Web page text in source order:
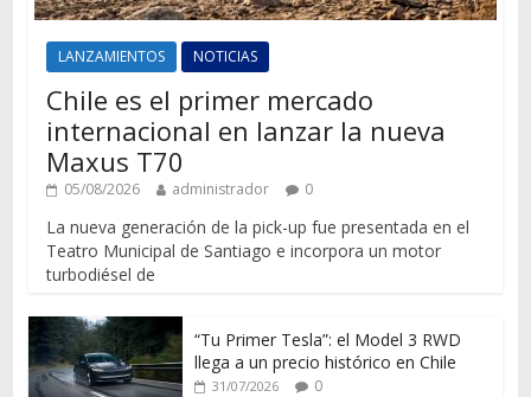
LANZAMIENTOS NOTICIAS
Chile es el primer mercado
internacional en lanzar la nueva
Maxus T70
05/08/2026 administrador 0
La nueva generación de la pick-up fue presentada en el
Teatro Municipal de Santiago e incorpora un motor
turbodiésel de
“Tu Primer Tesla”: el Model 3 RWD
llega a un precio histórico en Chile
31/07/2026 0